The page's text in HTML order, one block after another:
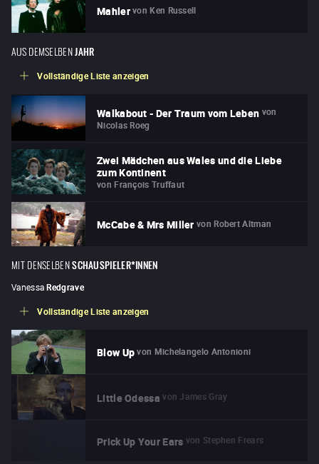
Mahler von Ken Russell
AUS DEMSELBENJAHR
Vollständige Liste anzeigen
Walkabout - Der Traum vom Leben von
Nicolas Roeg
Zwei Mädchen aus Wales und die Liebe
zum Kontinent
von François Truffaut
McCabe & Mrs Miller von Robert Altman
MIT DENSELBENSCHAUSPIELER*INNEN
Vanessa Redgrave
Vollständige Liste anzeigen
Blow Up von Michelangelo Antonioni
Little Odessa von James Gray
Prick Up Your Ears von Stephen Frears